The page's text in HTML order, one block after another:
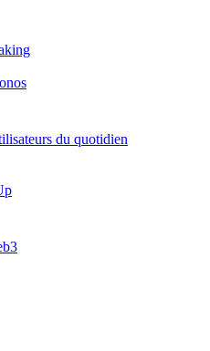
du quotidien